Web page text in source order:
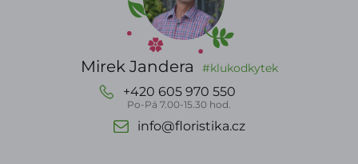
Mirek Jandera #klukodkytek
+420 605 970 550
Po-Pá 7.00-15.30 hod.
info@floristika.cz